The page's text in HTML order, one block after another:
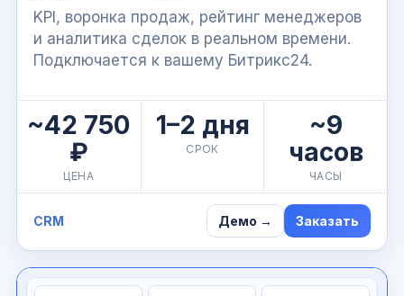
KPI, воронка продаж, рейтинг менеджеров
и аналитика сделок в реальном времени.
Подключается к вашему Битрикс24.
~42 750
₽
ЦЕНА
1–2 дня
СРОК
~9
часов
ЧАСЫ
CRM Демо → Заказать